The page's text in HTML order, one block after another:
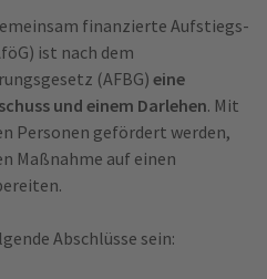
finanzierte Aufstiegs-
ist nach dem
(AFBG) eine
und einem Darlehen. Mit
Personen gefördert werden,
Maßnahme auf einen
Abschlüsse sein: